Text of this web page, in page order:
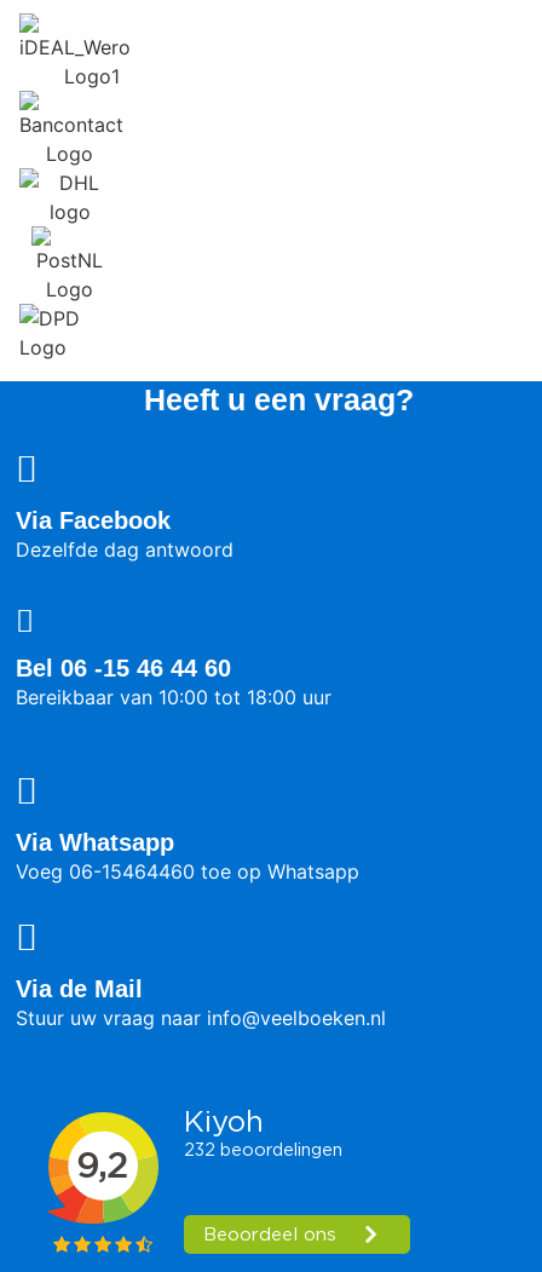
Heeft u een vraag?
Via Facebook
Dezelfde dag antwoord
Bel 06 -15 46 44 60
Bereikbaar van 10:00 tot 18:00 uur
Via Whatsapp
Voeg 06-15464460 toe op Whatsapp
Via de Mail
Stuur uw vraag naar info@veelboeken.nl